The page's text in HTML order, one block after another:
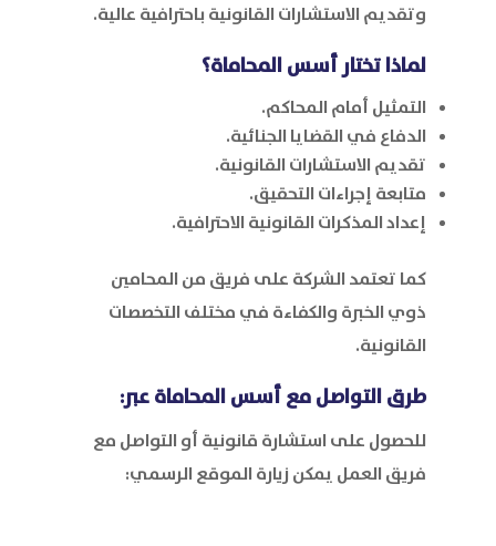
وتقديم الاستشارات القانونية باحترافية عالية.
لماذا تختار أسس المحاماة؟
التمثيل أمام المحاكم.
الدفاع في القضايا الجنائية.
تقديم الاستشارات القانونية.
متابعة إجراءات التحقيق.
إعداد المذكرات القانونية الاحترافية.
كما تعتمد الشركة على فريق من المحامين
ذوي الخبرة والكفاءة في مختلف التخصصات
القانونية.
طرق التواصل مع أسس المحاماة عبر:
للحصول على استشارة قانونية أو التواصل مع
فريق العمل يمكن زيارة الموقع الرسمي: